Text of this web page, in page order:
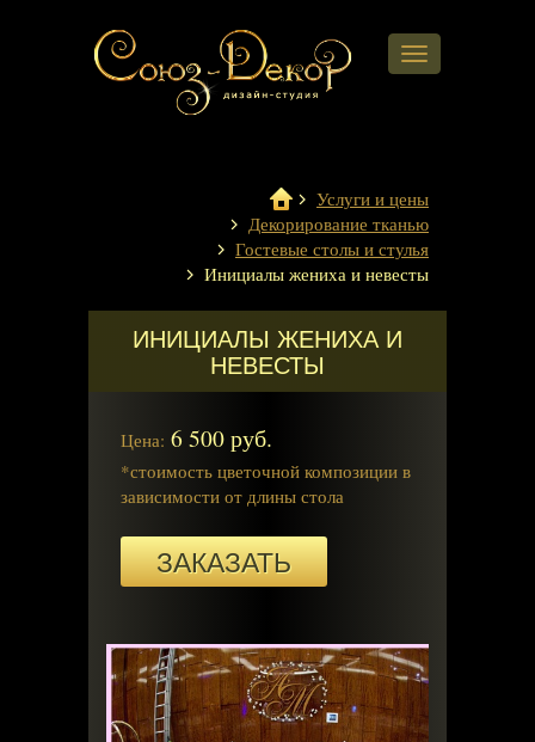
Навигация
Услуги и цены
Декорирование тканью
Гостевые столы и стулья
Инициалы жениха и невесты
ИНИЦИАЛЫ ЖЕНИХА И
НЕВЕСТЫ
Цена: 6 500 руб.
*стоимость цветочной композиции в
зависимости от длины стола
ЗАКАЗАТЬ